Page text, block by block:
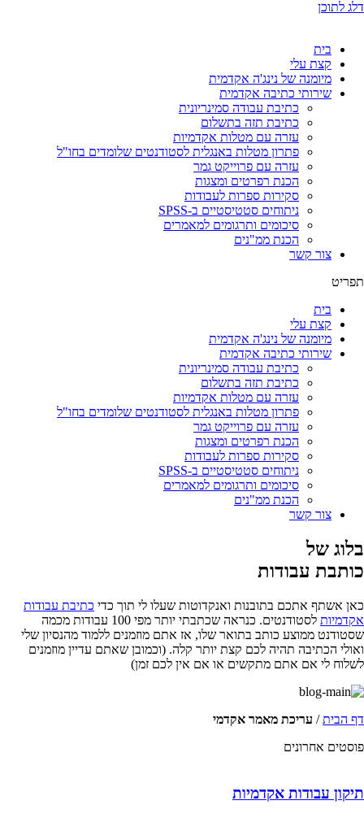
דלג לתוכן
בית
קצת עלי
מיומנה של נינג'ה אקדמית
שירותי כתיבה אקדמית
כתיבת עבודה סמינריונית
כתיבת תזה בתשלום
עזרה עם מטלות אקדמיות
פתרון מטלות באנגלית לסטודנטים שלומדים בחו"ל
עזרה עם פרוייקט גמר
הכנת רפרטים ומצגות
סקירות ספרות לעבודות
ניתוחים סטטיסטיים ב-SPSS
סיכומים ותרגומים למאמרים
הכנת ממ"נים
צור קשר
תפריט
בית
קצת עלי
מיומנה של נינג'ה אקדמית
שירותי כתיבה אקדמית
כתיבת עבודה סמינריונית
כתיבת תזה בתשלום
עזרה עם מטלות אקדמיות
פתרון מטלות באנגלית לסטודנטים שלומדים בחו"ל
עזרה עם פרוייקט גמר
הכנת רפרטים ומצגות
סקירות ספרות לעבודות
ניתוחים סטטיסטיים ב-SPSS
סיכומים ותרגומים למאמרים
הכנת ממ"נים
צור קשר
בלוג של
כותבת עבודות
כאן אשתף אתכם בתובנות ואנקדוטות שעלו לי תוך כדי כתיבת עבודות
אקדמיות
לסטודנטים. כנראה שכתבתי יותר מפי 100 עבודות מכמה
שסטודנט ממוצע כותב בתואר שלו, אז אתם מוזמנים ללמוד מהנסיון שלי
ואולי הכתיבה תהיה לכם קצת יותר קלה. (וכמובן שאתם עדיין מוזמנים
לשלוח לי אם אתם מתקשים או אם אין לכם זמן)
דף הבית/ עריכת מאמר אקדמי
פוסטים אחרונים
תיקון עבודות אקדמיות